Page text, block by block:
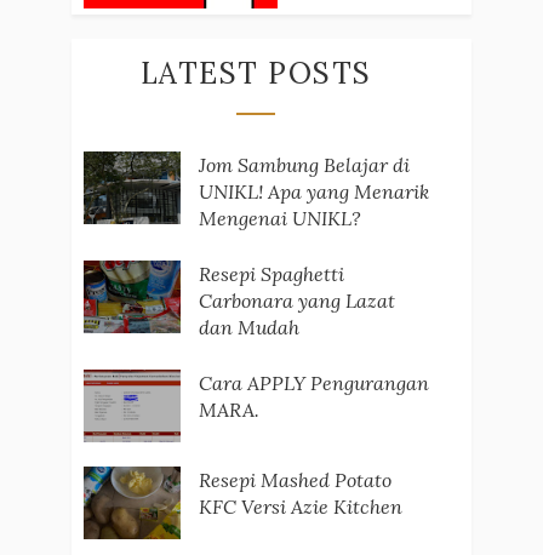
LATEST POSTS
Jom Sambung Belajar di
UNIKL! Apa yang Menarik
Mengenai UNIKL?
Resepi Spaghetti
Carbonara yang Lazat
dan Mudah
Cara APPLY Pengurangan
MARA.
Resepi Mashed Potato
KFC Versi Azie Kitchen